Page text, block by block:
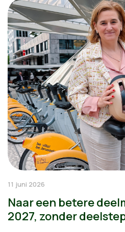
11 juni 2026
Naar een betere
2027, zonder